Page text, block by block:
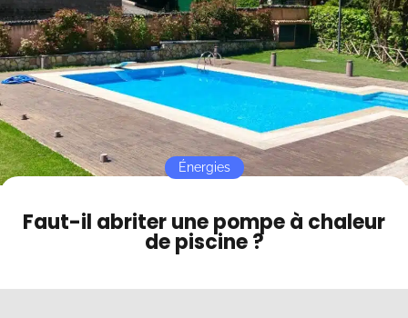
Contact
Mode sombre
Faut-il abriter une pompe à chaleur
de piscine ?
Énergies